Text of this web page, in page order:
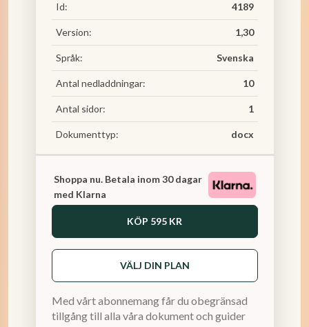
Id: 4189
Version: 1,30
Språk: Svenska
Antal nedladdningar: 10
Antal sidor: 1
Dokumenttyp: docx
Shoppa nu. Betala inom 30 dagar
med Klarna
KÖP 595 KR
VÄLJ DIN PLAN
Med vårt abonnemang får du obegränsad
tillgång till alla våra dokument och guider